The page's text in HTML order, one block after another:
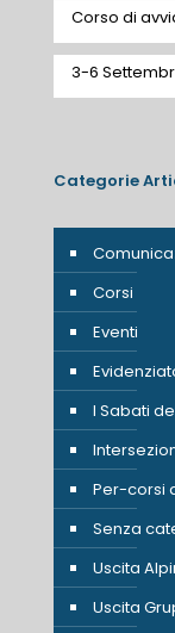
Corso di
3-6
Categorie
Corsi
Eventi
I Sabati
Per-corsi
Senza
Uscita
Uscita